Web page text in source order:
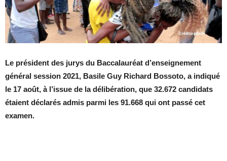
Le président des jurys du Baccalauréat d’enseignement
général session 2021, Basile Guy Richard Bossoto, a indiqué
le 17 août, à l’issue de la délibération, que 32.672 candidats
étaient déclarés admis parmi les 91.668 qui ont passé cet
examen.